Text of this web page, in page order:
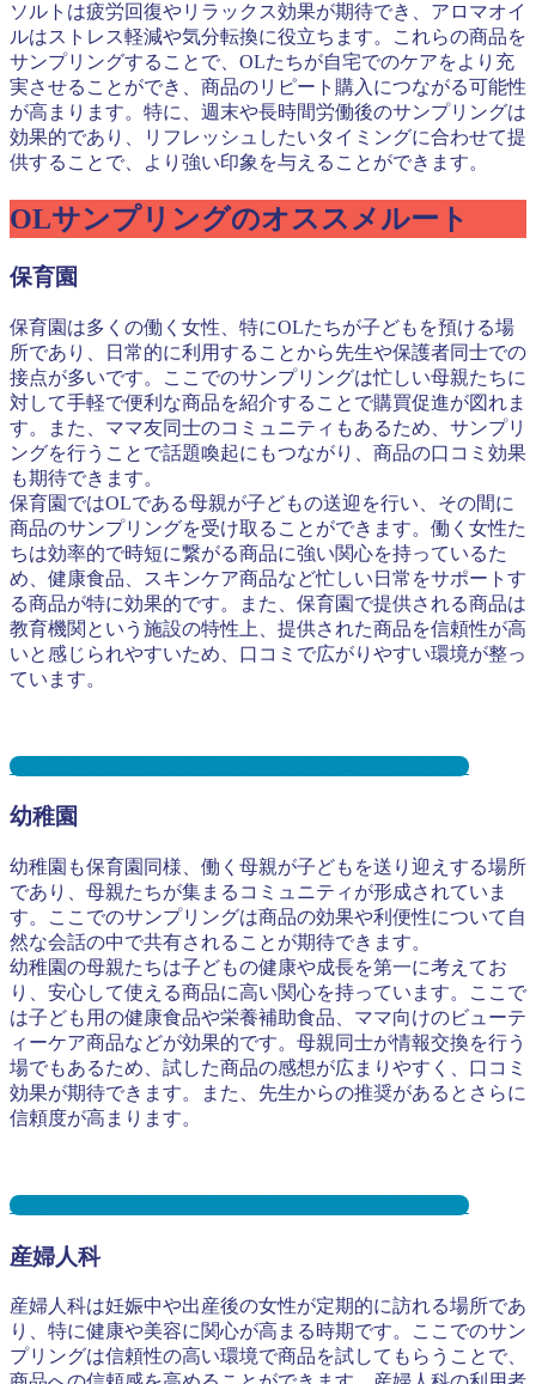
ソルトは疲労回復やリラックス効果が期待でき、アロマオイ
ルはストレス軽減や気分転換に役立ちます。これらの商品を
サンプリングすることで、OLたちが自宅でのケアをより充
実させることができ、商品のリピート購入につながる可能性
が高まります。特に、週末や長時間労働後のサンプリングは
効果的であり、リフレッシュしたいタイミングに合わせて提
供することで、より強い印象を与えることができます。
OLサンプリングのオススメルート
保育園
保育園は多くの働く女性、特にOLたちが子どもを預ける場
所であり、日常的に利用することから先生や保護者同士での
接点が多いです。ここでのサンプリングは忙しい母親たちに
対して手軽で便利な商品を紹介することで購買促進が図れま
す。また、ママ友同士のコミュニティもあるため、サンプリ
ングを行うことで話題喚起にもつながり、商品の口コミ効果
も期待できます。
保育園ではOLである母親が子どもの送迎を行い、その間に
商品のサンプリングを受け取ることができます。働く女性た
ちは効率的で時短に繋がる商品に強い関心を持っているた
め、健康食品、スキンケア商品など忙しい日常をサポートす
る商品が特に効果的です。また、保育園で提供される商品は
教育機関という施設の特性上、提供された商品を信頼性が高
いと感じられやすいため、口コミで広がりやすい環境が整っ
ています。
保育園サンプリングとは？メリット３選と事例を紹介
幼稚園
幼稚園も保育園同様、働く母親が子どもを送り迎えする場所
であり、母親たちが集まるコミュニティが形成されていま
す。ここでのサンプリングは商品の効果や利便性について自
然な会話の中で共有されることが期待できます。
幼稚園の母親たちは子どもの健康や成長を第一に考えてお
り、安心して使える商品に高い関心を持っています。ここで
は子ども用の健康食品や栄養補助食品、ママ向けのビューテ
ィーケア商品などが効果的です。母親同士が情報交換を行う
場でもあるため、試した商品の感想が広まりやすく、口コミ
効果が期待できます。また、先生からの推奨があるとさらに
信頼度が高まります。
幼稚園サンプリングとは？メリット３選と事例を紹介
産婦人科
産婦人科は妊娠中や出産後の女性が定期的に訪れる場所であ
り、特に健康や美容に関心が高まる時期です。ここでのサン
プリングは信頼性の高い環境で商品を試してもらうことで、